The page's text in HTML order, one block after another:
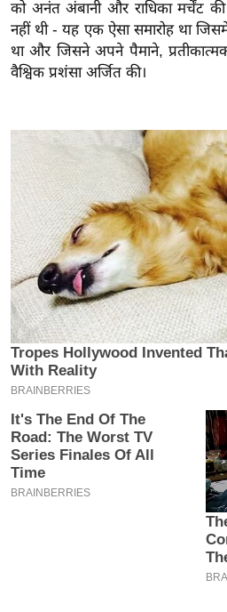
ष
ज्ञ
रा
ट
खे
ल
क्रि
के
ट
I
P
L
2
0
2
6
क्रा
को अनंत अंबानी और राधिका मर्चेंट की
नहीं थी - यह एक ऐसा समारोह था
था और जिसने अपने पैमाने,
वैश्विक प्रशंसा अर्जित की।